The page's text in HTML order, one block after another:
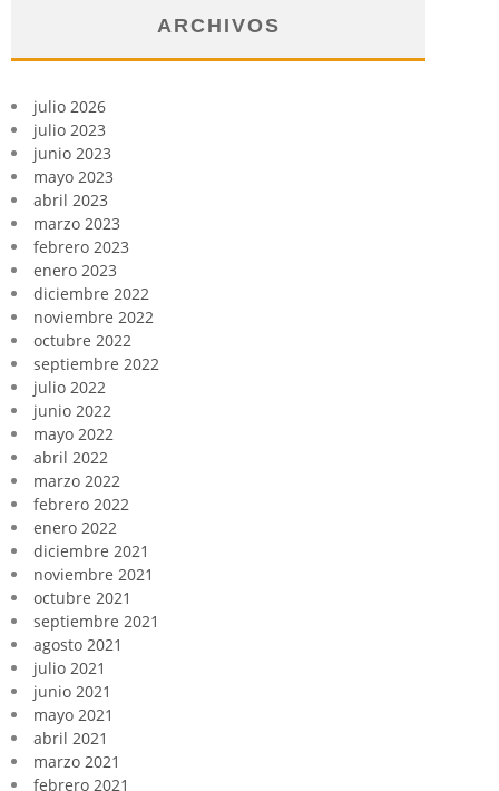
ARCHIVOS
julio 2026
julio 2023
junio 2023
mayo 2023
abril 2023
marzo 2023
febrero 2023
enero 2023
diciembre 2022
noviembre 2022
octubre 2022
septiembre 2022
julio 2022
junio 2022
mayo 2022
abril 2022
marzo 2022
febrero 2022
enero 2022
diciembre 2021
noviembre 2021
octubre 2021
septiembre 2021
agosto 2021
julio 2021
junio 2021
mayo 2021
abril 2021
marzo 2021
febrero 2021